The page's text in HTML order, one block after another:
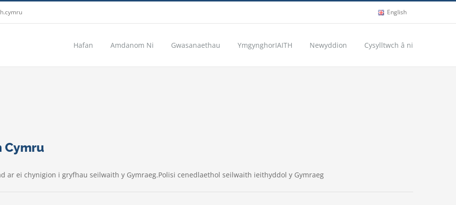
English
Hafan Amdanom Ni Gwasanaethau YmgynghorIAITH Newyddion Cysylltwch â ni
Cymru
ar ei chynigion i gryfhau seilwaith y Gymraeg.Polisi cenedlaethol seilwaith ieithyddol y Gymraeg